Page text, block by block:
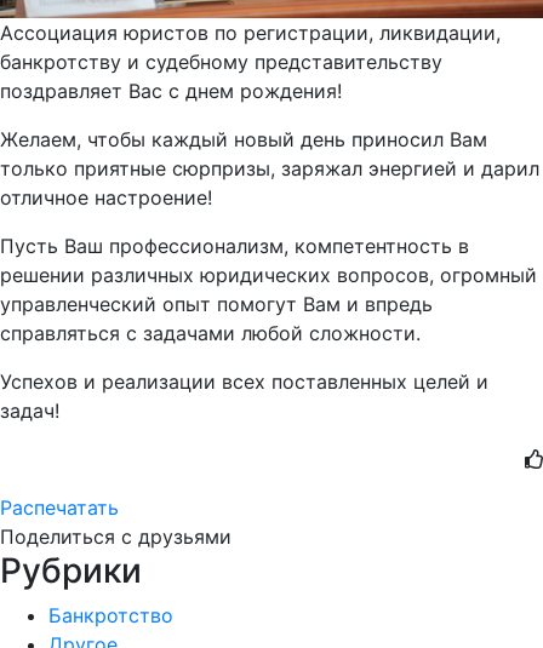
Ассоциация юристов по регистрации, ликвидации,
банкротству и судебному представительству
поздравляет Вас с днем рождения!
Желаем, чтобы каждый новый день приносил Вам
только приятные сюрпризы, заряжал энергией и дарил
отличное настроение!
Пусть Ваш профессионализм, компетентность в
решении различных юридических вопросов, огромный
управленческий опыт помогут Вам и впредь
справляться с задачами любой сложности.
Успехов и реализации всех поставленных целей и
задач!
Распечатать
Поделиться с друзьями
Рубрики
Банкротство